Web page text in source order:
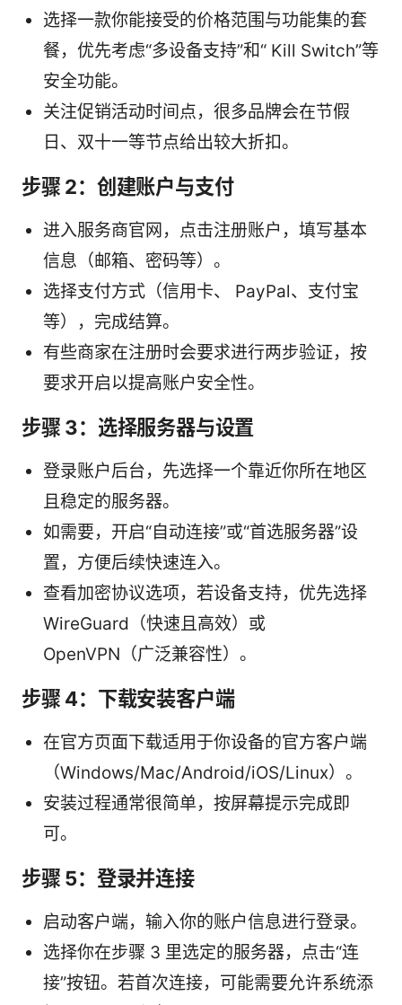
选择一款你能接受的价格范围与功能集的套
餐，优先考虑“多设备支持”和“ Kill Switch”等
安全功能。
关注促销活动时间点，很多品牌会在节假
日、双十一等节点给出较大折扣。
步骤 2：创建账户与支付
进入服务商官网，点击注册账户，填写基本
信息（邮箱、密码等）。
选择支付方式（信用卡、 PayPal、支付宝
等），完成结算。
有些商家在注册时会要求进行两步验证，按
要求开启以提高账户安全性。
步骤 3：选择服务器与设置
登录账户后台，先选择一个靠近你所在地区
且稳定的服务器。
如需要，开启“自动连接”或“首选服务器”设
置，方便后续快速连入。
查看加密协议选项，若设备支持，优先选择
WireGuard（快速且高效）或
OpenVPN（广泛兼容性）。
步骤 4：下载安装客户端
在官方页面下载适用于你设备的官方客户端
（Windows/Mac/Android/iOS/Linux）。
安装过程通常很简单，按屏幕提示完成即
可。
步骤 5：登录并连接
启动客户端，输入你的账户信息进行登录。
选择你在步骤 3 里选定的服务器，点击“连
接”按钮。若首次连接，可能需要允许系统添